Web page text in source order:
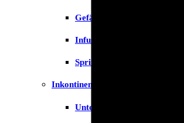
Gefäßkatheter
Infusionslösungen & Zubehör
Spritzen
Inkontinenz
Unterlagen